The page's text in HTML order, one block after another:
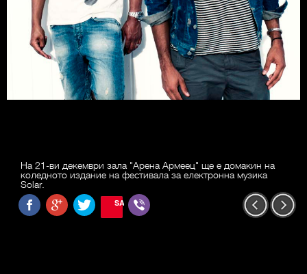
На 21-ви декември зала "Арена Армеец" ще е домакин на
коледното издание на фестивала за електронна музика
Solar.
SAVE